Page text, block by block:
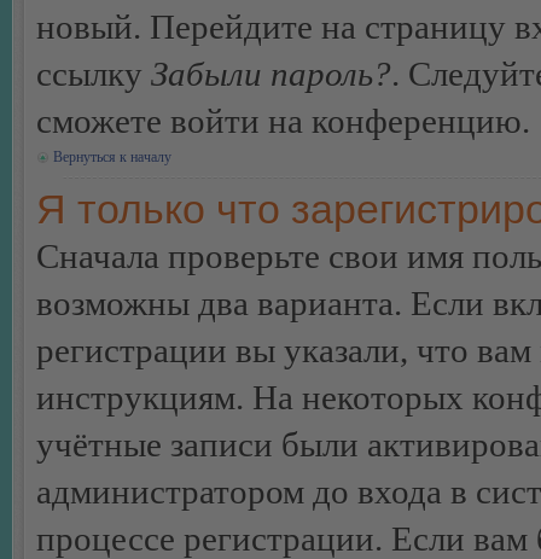
новый. Перейдите на страницу
ссылку Забыли пароль?.
сможете войти на конференцию.
Вернуться к началу
Я только что
Сначала проверьте свои имя
возможны два варианта. Если
регистрации вы указали, что
инструкциям. На некоторых
учётные записи были
администратором до входа в
процессе регистрации. Если